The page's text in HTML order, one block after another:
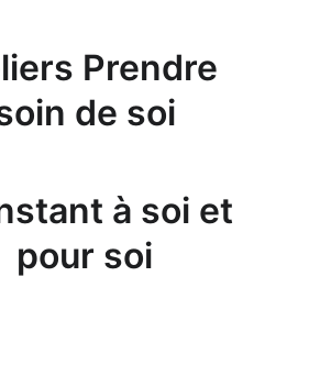
Prendre
de soi
à soi et
pour soi